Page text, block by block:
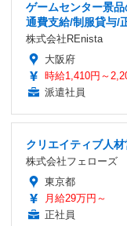
ゲームセンター景
通費支給/制服貸与/
株式会社REnista
大阪府
時給1,410円～
派遣社員
クリエイティブ人
株式会社フェローズ
東京都
月給29万円～
正社員